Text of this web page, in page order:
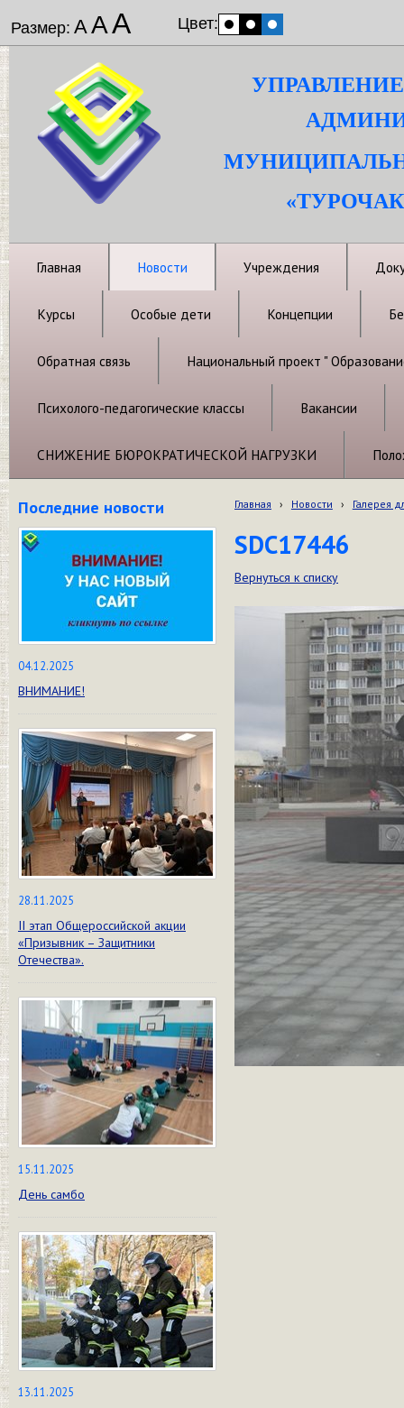
Размер: ААА Цвет:
Главная Новости Учреждения
Курсы Особые дети Концепции
Обратная связь Национальный проект "
Психолого-педагогические классы Вакансии
СНИЖЕНИЕ БЮРОКРАТИЧЕСКОЙ НАГРУЗКИ
Последние новости
04.12.2025
ВНИМАНИЕ!
28.11.2025
II этап Общероссийской акции
«Призывник – Защитники
Отечества».
15.11.2025
День самбо
13.11.2025
Главная › Новости › Галерея
SDC17446
Вернуться к списку